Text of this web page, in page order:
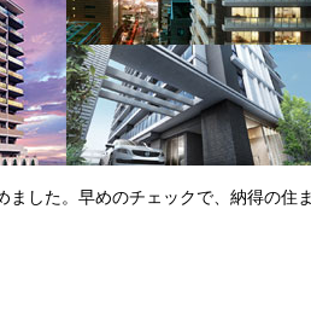
した。早めのチェックで、納得の住ま